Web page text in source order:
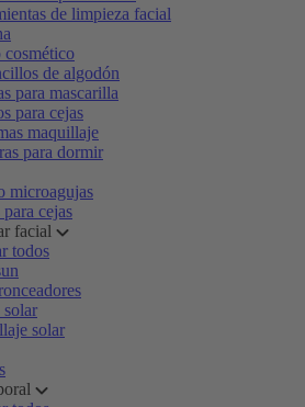
de limpieza facial
cosmético
de algodón
para mascarilla
para cejas
maquillaje
para dormir
microagujas
cejas
facial
todos
solar
solar